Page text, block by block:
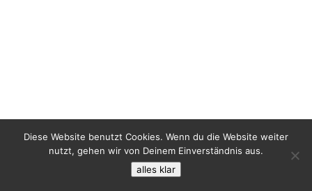
Diese Website benutzt Cookies. Wenn du die Website weiter
nutzt, gehen wir von Deinem Einverständnis aus.
alles klar